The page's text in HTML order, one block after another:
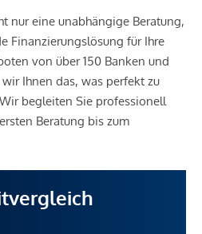
nur eine unabhängige Beratung,
Finanzierungslösung für Ihre
von über 150 Banken und
Ihnen das, was perfekt zu
begleiten Sie professionell
Beratung bis zum